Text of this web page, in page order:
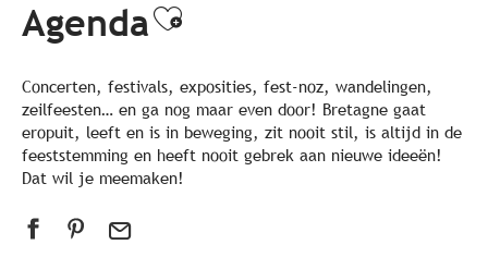
AgendaAjouter aux favoris
Concerten, festivals, exposities, fest-noz, wandelingen,
zeilfeesten… en ga nog maar even door! Bretagne gaat
eropuit, leeft en is in beweging, zit nooit stil, is altijd in de
feeststemming en heeft nooit gebrek aan nieuwe ideeën!
Dat wil je meemaken!